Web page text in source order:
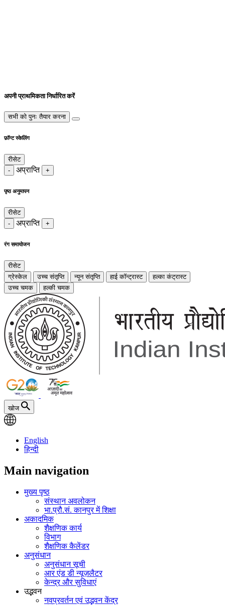
अपनी प्राथमिकता निर्धारित करें
सभी को पुनः तैयार करना
फ़ॉन्ट स्केलिंग
रीसेट
-
अप्राप्ति +
पृष्ठ अनुमापन
रीसेट
-
अप्राप्ति +
रंग समायोजन
रीसेट
ग्रेस्केल
उच्च संतृप्ति न्यून संतृप्ति हाई कॉन्ट्रास्ट
हल्का कंट्रास्ट
उच्च चमक
हल्की चमक
खोज
English
हिन्दी
Main navigation
मुख्य पृष्ठ
संस्थान अवलोकन
भा.प्रौ.सं. कानपुर में शिक्षा
अकादमिक
शैक्षणिक कार्य
विभाग
शैक्षणिक कैलेंडर
अनुसंधान
अनुसंधान सूची
आर एंड डी न्यूज़लैटर
केन्द्र और सुविधाएं
उद्भवन
नवप्रवर्तन एवं उद्भवन केंद्र